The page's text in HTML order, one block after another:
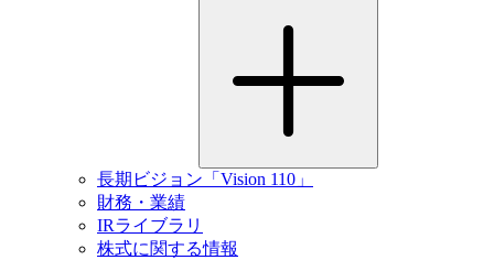
長期ビジョン「Vision 110」
財務・業績
IRライブラリ
株式に関する情報